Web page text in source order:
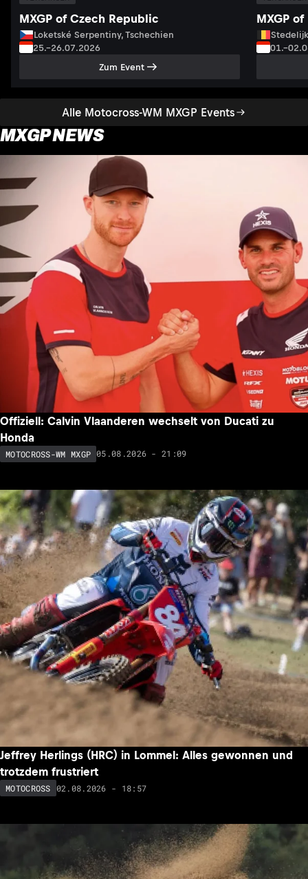
Alle Motocross-WM MXGP Events
MXGP of Czech Republic
Loketské Serpentiny, Tschechien
25.–26.07.2026
Zum Event
MXGP
MXGP NEWS
Offiziell: Calvin Vlaanderen wechselt von Ducati zu
Honda
MOTOCROSS-WM MXGP 05.08.2026 - 21:09
Jeffrey Herlings (HRC) in Lommel: Alles gewonnen und
trotzdem frustriert
MOTOCROSS 02.08.2026 - 18:57